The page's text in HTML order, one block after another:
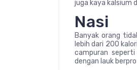
juga kaya kalsium
Nasi
Banyak orang
lebih dari 200
campuran
dengan lauk